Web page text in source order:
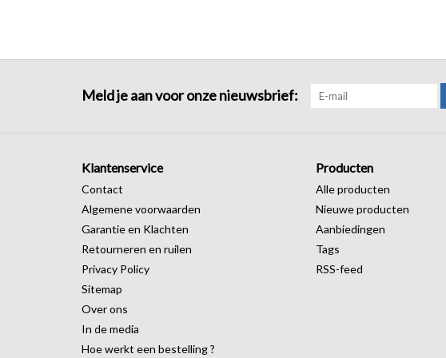
Meld je aan voor onze nieuwsbrief:
Klantenservice
Contact
Algemene voorwaarden
Garantie en Klachten
Retourneren en ruilen
Privacy Policy
Sitemap
Over ons
In de media
Hoe werkt een bestelling ?
Producten
Alle producten
Nieuwe producten
Aanbiedingen
Tags
RSS-feed